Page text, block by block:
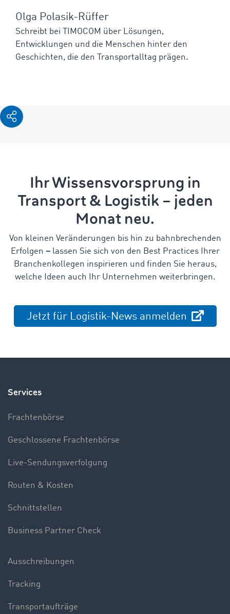
Olga Polasik-Rüffer
Schreibt bei TIMOCOM über Lösungen,
Entwicklungen und die Menschen hinter den
Geschichten, die den Transportalltag prägen.
Ihr Wissensvorsprung in
Transport & Logistik – jeden
Monat neu.
Von kleinen Veränderungen bis hin zu bahnbrechenden
Erfolgen –lassen Sie sich von den Best Practices Ihrer
Branchenkollegen inspirieren und finden Sie heraus,
welche Ideen auch Ihr Unternehmen weiterbringen.
Jetzt für Logistik-News anmelden
Services
Frachtenbörse
Geschlossene Frachtenbörse
Live-Sendungsverfolgung
Routen & Kosten
Schnittstellen
Business Partner Check
Ausschreibungen
Tracking
Transportaufträge